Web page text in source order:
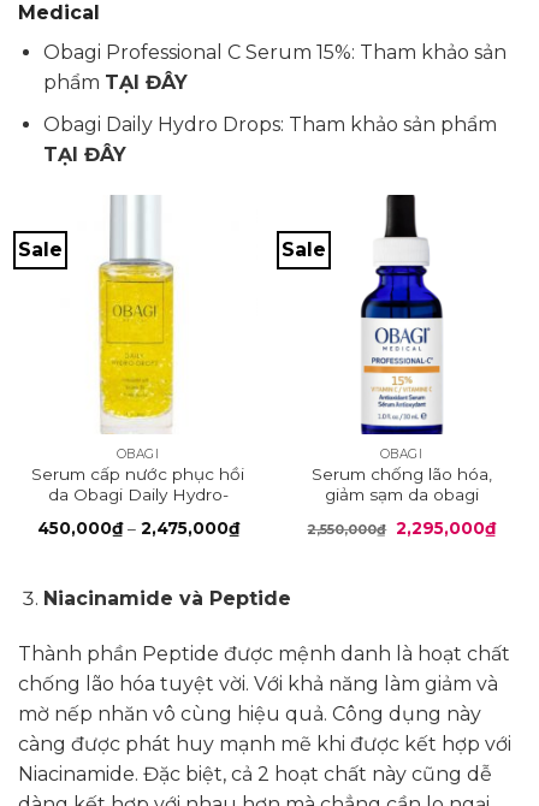
Medical
Obagi Professional C Serum 15%: Tham khảo sản
phẩm TẠI ĐÂY
Obagi Daily Hydro Drops: Tham khảo sản phẩm
TẠI ĐÂY
Sale
OBAGI
Serum cấp nước phục hồi
da Obagi Daily Hydro-
450,000₫ – 2,475,000₫Khoảng
giá:
đến
2,475,000₫
Sale
OBAGI
Serum chống lão hóa,
giảm sạm da obagi
2,550,000₫ Giá
gốc
2,295,000₫Giá
hiện
Niacinamide và Peptide
Thành phần Peptide được mệnh danh là hoạt chất
chống lão hóa tuyệt vời. Với khả năng làm giảm và
mờ nếp nhăn vô cùng hiệu quả. Công dụng này
càng được phát huy mạnh mẽ khi được kết hợp với
Niacinamide. Đặc biệt, cả 2 hoạt chất này cũng dễ